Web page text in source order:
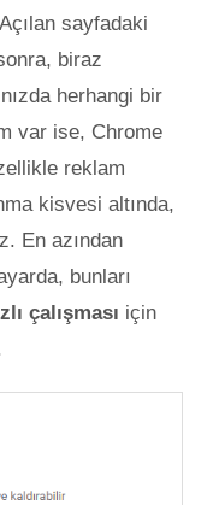
sayfadaki
biraz
herhangi bir
var ise, Chrome
reklam
kisvesi altında,
En azından
bunları
çalışması için